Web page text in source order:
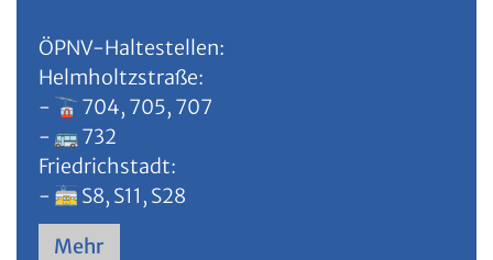
ÖPNV-Haltestellen:
Helmholtzstraße:
- 🚡 704, 705, 707
- 🚌 732
Friedrichstadt:
- 🚋 S8, S11, S28
Mehr